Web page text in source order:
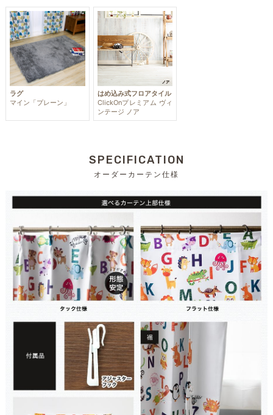
ラグ
マイン「プレーン」
はめ込み式フロアタイル
ClickOnプレミアム ヴィ
ンテージ ノア
SPECIFICATION
オーダーカーテン仕様